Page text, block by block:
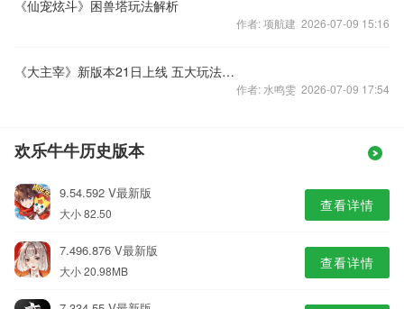
《仙宠炫斗》困兽塔玩法解析
作者: 项航建 2026-07-09 15:16
《大主宰》新版本21日上线 五大玩法惊爆眼球
作者: 水鸣雯 2026-07-09 17:54
欢乐牛牛历史版本
9.54.592 V最新版
大小 82.50 查看详情
7.496.876 V最新版
大小 20.98MB 查看详情